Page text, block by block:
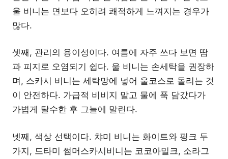
울 비니는 면보다 오히려 쾌적하게 느껴지는 경우가
많다.
셋째, 관리의 용이성이다. 여름에 자주 쓰다 보면 땀
과 피지로 오염되기 쉽다. 울 비니는 손세탁을 권장하
며, 스카시 비니는 세탁망에 넣어 울코스로 돌리는 것
이 안전하다. 가급적 비비지 말고 물에 푹 담갔다가
가볍게 탈수한 후 그늘에 말린다.
넷째, 색상 선택이다. 챠미 비니는 화이트와 핑크 두
가지, 드타미 썸머스카시비니는 코코아밀크, 소라그